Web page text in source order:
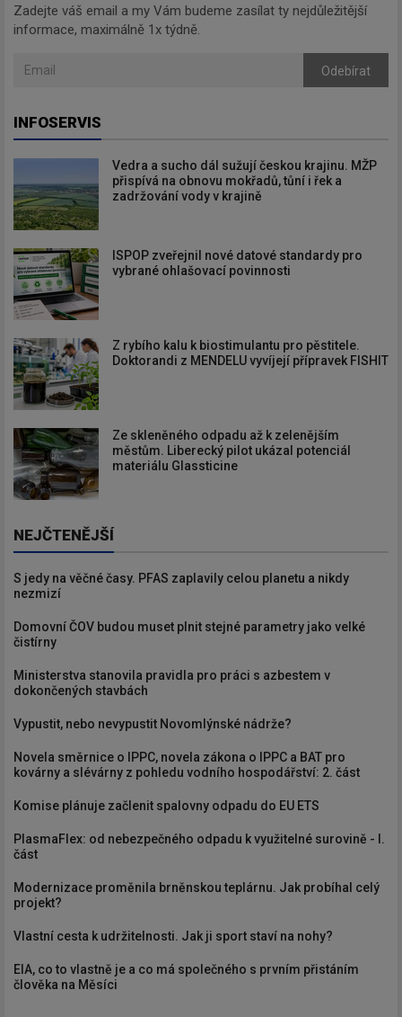
Zadejte váš email a my Vám budeme zasílat ty nejdůležitější
informace, maximálně 1x týdně.
Odebírat
INFOSERVIS
Vedra a sucho dál sužují českou krajinu. MŽP
přispívá na obnovu mokřadů, tůní i řek a
zadržování vody v krajině
ISPOP zveřejnil nové datové standardy pro
vybrané ohlašovací povinnosti
Z rybího kalu k biostimulantu pro pěstitele.
Doktorandi z MENDELU vyvíjejí přípravek FISHIT
Ze skleněného odpadu až k zelenějším
městům. Liberecký pilot ukázal potenciál
materiálu Glassticine
NEJČTENĚJŠÍ
S jedy na věčné časy. PFAS zaplavily celou planetu a nikdy
nezmizí
Domovní ČOV budou muset plnit stejné parametry jako velké
čistírny
Ministerstva stanovila pravidla pro práci s azbestem v
dokončených stavbách
Vypustit, nebo nevypustit Novomlýnské nádrže?
Novela směrnice o IPPC, novela zákona o IPPC a BAT pro
kovárny a slévárny z pohledu vodního hospodářství: 2. část
Komise plánuje začlenit spalovny odpadu do EU ETS
PlasmaFlex: od nebezpečného odpadu k využitelné surovině - I.
část
Modernizace proměnila brněnskou teplárnu. Jak probíhal celý
projekt?
Vlastní cesta k udržitelnosti. Jak ji sport staví na nohy?
EIA, co to vlastně je a co má společného s prvním přistáním
člověka na Měsíci